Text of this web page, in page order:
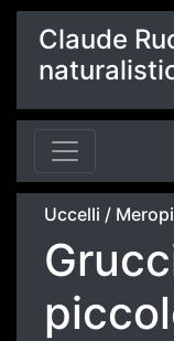
Claude
Uccelli /